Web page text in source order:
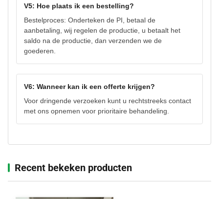
V5: Hoe plaats ik een bestelling?
Bestelproces: Onderteken de PI, betaal de
aanbetaling, wij regelen de productie, u betaalt het
saldo na de productie, dan verzenden we de
goederen.
V6: Wanneer kan ik een offerte krijgen?
Voor dringende verzoeken kunt u rechtstreeks contact
met ons opnemen voor prioritaire behandeling.
Recent bekeken producten‌